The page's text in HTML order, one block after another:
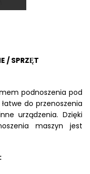
/ SPRZĘT
podnoszenia pod
do przenoszenia
urządzenia. Dzięki
maszyn jest